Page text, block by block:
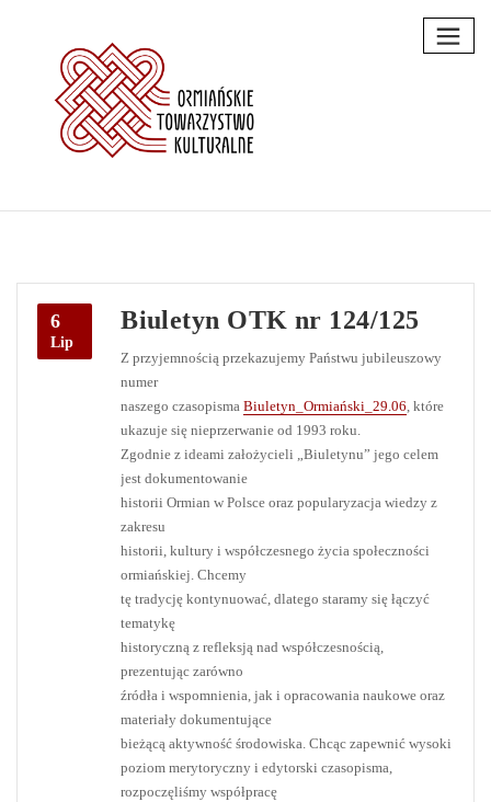
6
Lip
Biuletyn OTK nr 124/125
Z przyjemnością przekazujemy Państwu jubileuszowy
numer
naszego czasopismaBiuletyn_Ormiański_29.06, które
ukazuje się nieprzerwanie od 1993 roku.
Zgodnie z ideami założycieli „Biuletynu” jego celem
jest dokumentowanie
historii Ormian w Polsce oraz popularyzacja wiedzy z
zakresu
historii, kultury i współczesnego życia społeczności
ormiańskiej. Chcemy
tę tradycję kontynuować, dlatego staramy się łączyć
tematykę
historyczną z refleksją nad współczesnością,
prezentując zarówno
źródła i wspomnienia, jak i opracowania naukowe oraz
materiały dokumentujące
bieżącą aktywność środowiska. Chcąc zapewnić wysoki
poziom merytoryczny i edytorski czasopisma,
rozpoczęliśmy współpracę